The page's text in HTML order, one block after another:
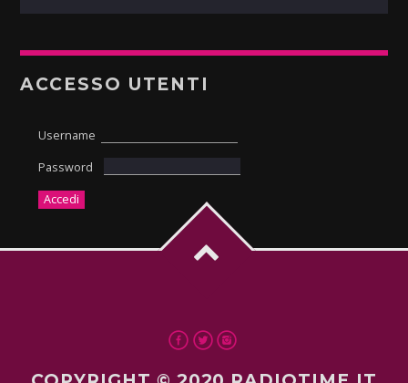
ACCESSO UTENTI
Username
Password